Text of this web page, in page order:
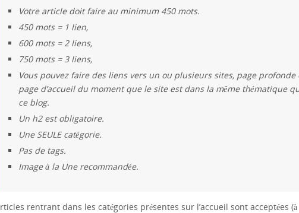
Votre article doit faire au minimum 450 mots.
450 mots = 1 lien,
600 mots = 2 liens,
750 mots = 3 liens,
Vous pouvez faire des liens vers un ou plusieurs sites, page profonde
page d’accueil du moment que le site est dans la même thématique
ce blog.
Un h2 est obligatoire.
Une SEULE catégorie.
Pas de tags.
Image à la Une recommandée.
rentrant dans les catégories présentes sur l’accueil sont acceptées (à